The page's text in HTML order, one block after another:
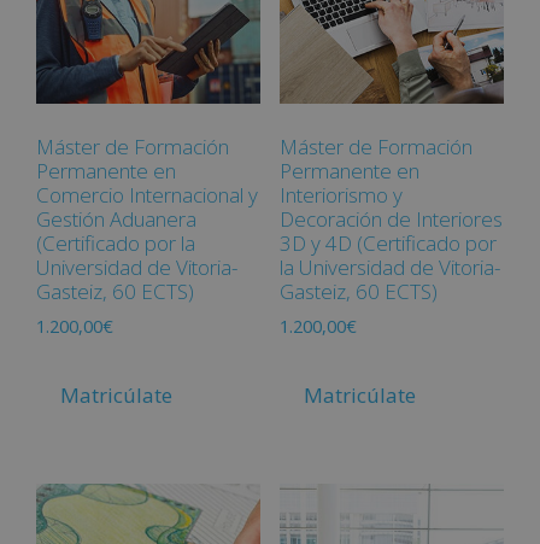
Máster de Formación
Permanente en
Comercio Internacional y
Gestión Aduanera
(Certificado por la
Universidad de Vitoria-
Gasteiz, 60 ECTS)
1.200,00€
Matricúlate
Máster de Formación
Permanente en
Interiorismo y
Decoración de Interiores
3D y 4D (Certificado por
la Universidad de Vitoria-
Gasteiz, 60 ECTS)
1.200,00€
Matricúlate